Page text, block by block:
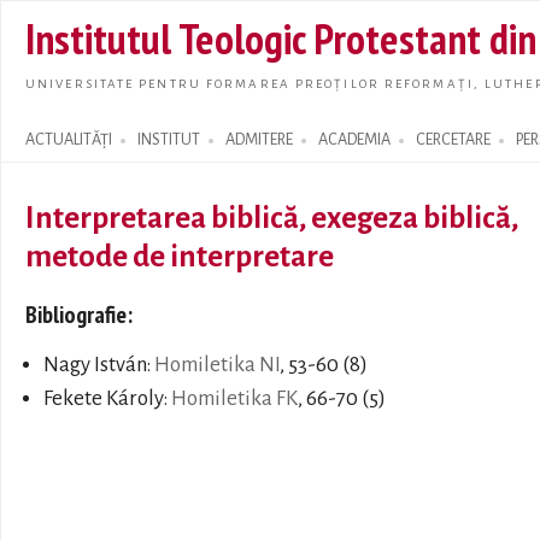
main
Institutul Teologic Protestant
UNIVERSITATE PENTRU FORMAREA PREOȚILOR REFORMAȚI,
ACTUALITĂȚI INSTITUT ADMITERE ACADEMIA CERCETARE
Search form
Interpretarea biblică, exegeza biblică,
metode de interpretare
Bibliografie:
Nagy István: Homiletika NI , 53-60 (8)
Fekete Károly: Homiletika FK, 66-70 (5)